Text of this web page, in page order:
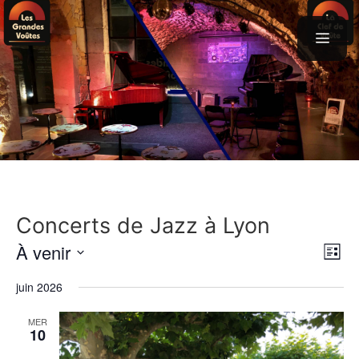
Aller
au
contenu
menu
Concerts de Jazz à Lyon
N
i
N
v
i
g
L
s
t
e
À venir
é
juin 2026
MER
10